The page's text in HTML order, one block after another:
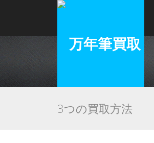
3つの買取方法